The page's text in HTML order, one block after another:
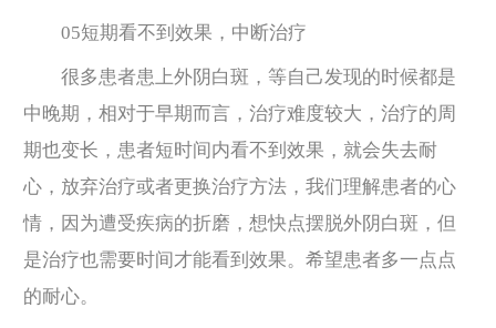
05短期看不到效果，中断治疗
很多患者患上外阴白斑，等自己发现的时候都是
中晚期，相对于早期而言，治疗难度较大，治疗的周
期也变长，患者短时间内看不到效果，就会失去耐
心，放弃治疗或者更换治疗方法，我们理解患者的心
情，因为遭受疾病的折磨，想快点摆脱外阴白斑，但
是治疗也需要时间才能看到效果。希望患者多一点点
的耐心。